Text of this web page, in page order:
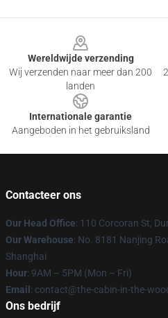
Wereldwijde verzending
Wij verzenden naar meer dan 200
landen
Internationale garantie
Aangeboden in het gebruiksland
Contacteer ons
Our Head Office: 110 Corcoran St,
Our Warehouse: No. 8181 Nanjing
Shanghai
Hour: 9AM – 5PM (Mon – Fri)
Email : contact@the-cabin-in-the-
Ons bedrijf